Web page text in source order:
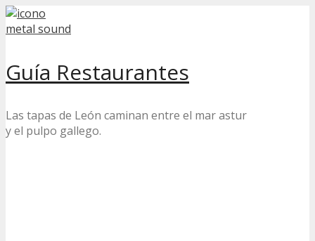
Skip
to
Guía Restaurantes
Las tapas de León caminan entre el mar astur
y el pulpo gallego.